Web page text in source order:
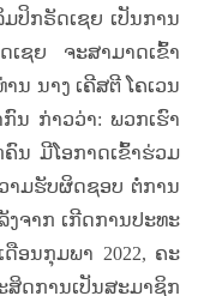
ປິກ​ຣັດ​ເຊຍ ​ເປັນ​ການ​
ຊຍ ​ຈະ​ສາ​ມາດ​ເຂົ້າ​
ນ ນາງ ເ​ຄີ​ສ​ຕີ ໂຄ​ເວນ​​
ນ ກ່າວ​ວ່າ: ພວກ​ເຮົາ​
ນ​ ມີ​ໂອ​ກາດເຂົ້າ​ຮ່ວມ​
າມ​ຮັບ​ຜິດ​ຊອບ ​ຕໍ່​ການ​​
ງ​ຈາກ ​ເກີດ​ການ​ປະ​ທະ​
ອນ​ກຸມ​ພາ 2022, ຄະ​
ດ​ການ​ເປັນ​ສະ​ມາ​ຊິກ